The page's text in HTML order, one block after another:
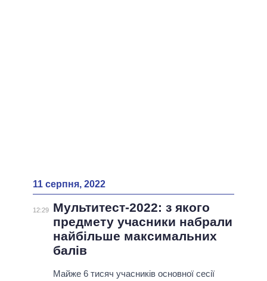
11 серпня, 2022
12:29
Мультитест-2022: з якого
предмету учасники набрали
найбільше максимальних
балів
Майже 6 тисяч учасників основної сесії